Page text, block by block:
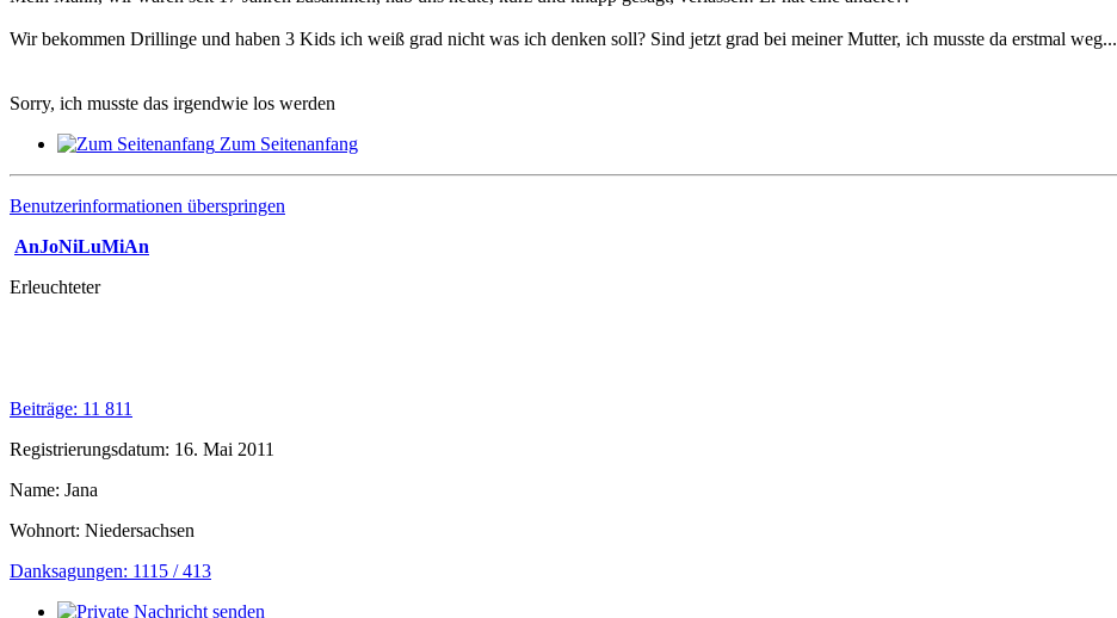
Wir bekommen Drillinge und haben 3 Kids ich weiß grad nicht was ich denken soll? Sind jetzt grad bei meiner Mutter, ich musste da erstmal weg...
Sorry, ich musste das irgendwie los werden
Zum Seitenanfang
Benutzerinformationen überspringen
AnJoNiLuMiAn
Erleuchteter
Beiträge: 11 811
Registrierungsdatum: 16. Mai 2011
Name: Jana
Wohnort: Niedersachsen
Danksagungen: 1115 / 413